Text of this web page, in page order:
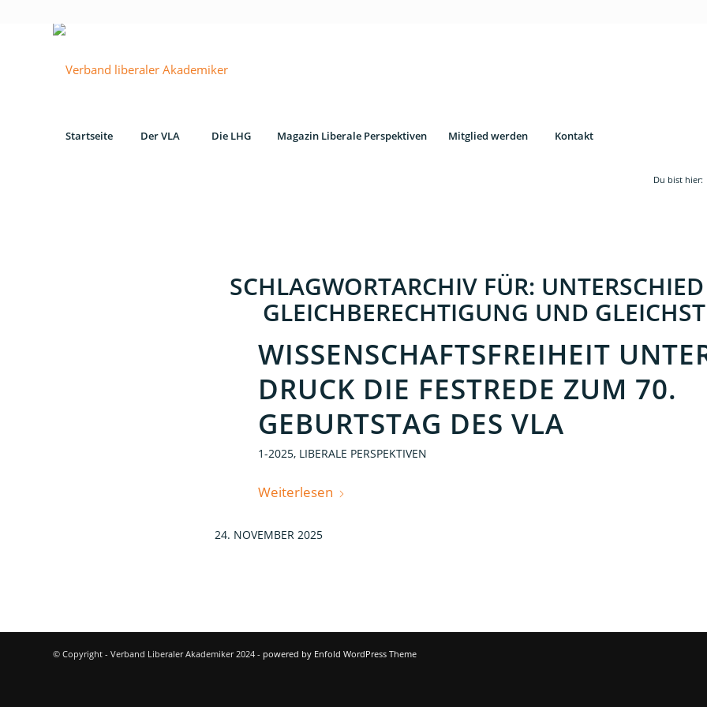
Startseite Der VLA Die LHG Magazin Liberale Perspektiven Mitglied werden Kontakt
Du bist hier:
SCHLAGWORTARCHIV FÜR:
GLEICHBERECHTIGUNG UND
WISSENSCHAFTSFREIHEIT
DRUCK DIE FESTREDE ZUM 70.
GEBURTSTAG DES VLA
1-2025, LIBERALE PERSPEKTIVEN
Weiterlesen
24. NOVEMBER 2025
© Copyright - Verband Liberaler Akademiker 2024 - powered by Enfold WordPress Theme